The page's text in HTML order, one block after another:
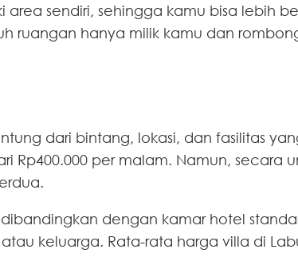
sendiri, sehingga kamu bisa lebih
ruangan hanya milik kamu dan
dari bintang, lokasi, dan fasilitas
Rp400.000 per malam. Namun, secara
dengan kamar hotel
keluarga. Rata-rata harga villa di